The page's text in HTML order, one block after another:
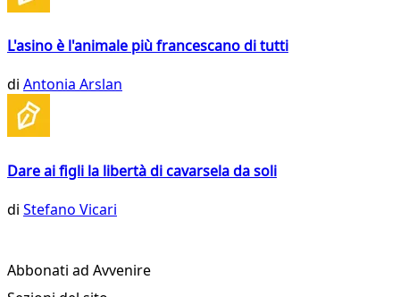
L'asino è l'animale più francescano di tutti
di Antonia Arslan
Dare ai figli la libertà di cavarsela da soli
di Stefano Vicari
Abbonati ad Avvenire